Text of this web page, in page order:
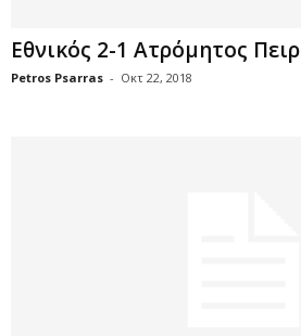
Εθνικός 2-1 Ατρόμητος
Petros Psarras - Οκτ 22, 2018